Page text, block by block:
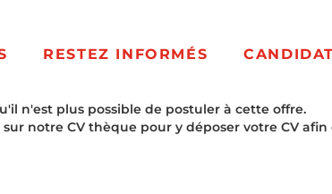
RESTEZ INFORMÉS
n'est plus possible de postuler à cette offre.
notre CV thèque pour y déposer votre CV